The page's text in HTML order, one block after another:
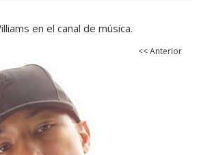
en el canal de música.
<< Anterior